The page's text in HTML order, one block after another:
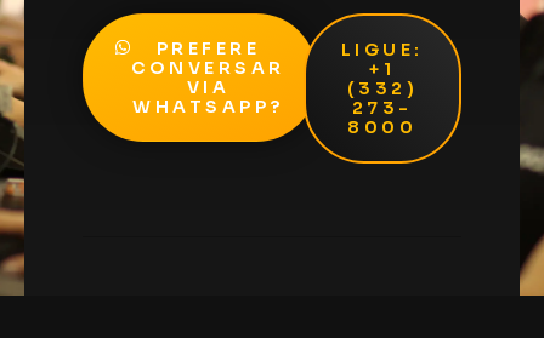
PREFERE
CONVERSAR
VIA
WHATSAPP?
LIGUE:
+1
(332)
273-
8000